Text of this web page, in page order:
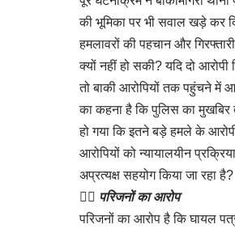
की भूमिका पर भी सवाल खड़े कर
हमलावरों की पहचान और
क्यों नहीं हो सकी? यदि दो
तो बाकी आरोपियों तक पहुंचने में
का कहना है कि पुलिस का
हो गया कि इतने बड़े हमले के
आरोपियों को न्यायालयीन
अप्रत्यक्ष सहयोग किया जा रहा है?
👉🏻 परिजनों का आरोप
परिजनों का आरोप है कि घायल